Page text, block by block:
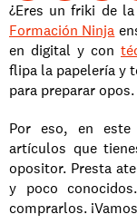
¿Eres un friki de la
Formación Ninja
en digital y con
flipa la papelería y
para preparar opos.
Por eso, en
artículos que
opositor. Presta
y poco
comprarlos.